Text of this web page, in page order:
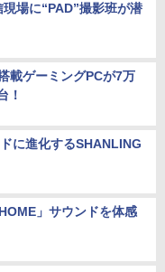
現場に“PAD”撮影班が潜
載ゲーミングPCが7万
！
に進化するSHANLING
」サウンドを体感